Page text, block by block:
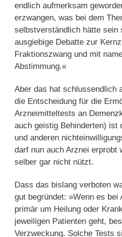
endlich aufmerksam
erzwangen, was bei dem
selbstverständlich hätte sein
ausgiebige Debatte zur
Fraktionszwang und mit
Abstimmung.«
Aber das hat schlussendlich
die Entscheidung für die
Arzneimitteltests an
auch geistig Behinderten) ist
und anderen
darf nun auch Arznei erprobt
selber gar nicht nützt.
Dass das bislang verboten
gut begründet: »Wenn es bei
primär um Heilung oder
jeweiligen Patienten geht,
Verzweckung. Solche Tests